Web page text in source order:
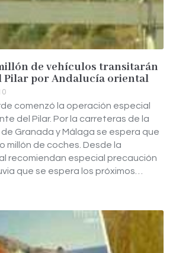
de vehículos transitarán
Pilar por Andalucía oriental
comenzó la operación especial
del Pilar. Por la carreteras de la
Granada y Málaga se espera que
millón de coches. Desde la
recomiendan especial precaución
que se espera los próximos…